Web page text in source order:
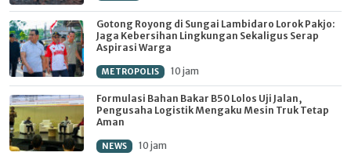
Gotong Royong di Sungai Lambidaro Lorok Pakjo:
Jaga Kebersihan Lingkungan Sekaligus Serap
Aspirasi Warga
METROPOLIS 10 jam
Formulasi Bahan Bakar B50 Lolos Uji Jalan,
Pengusaha Logistik Mengaku Mesin Truk Tetap
Aman
NEWS 10 jam